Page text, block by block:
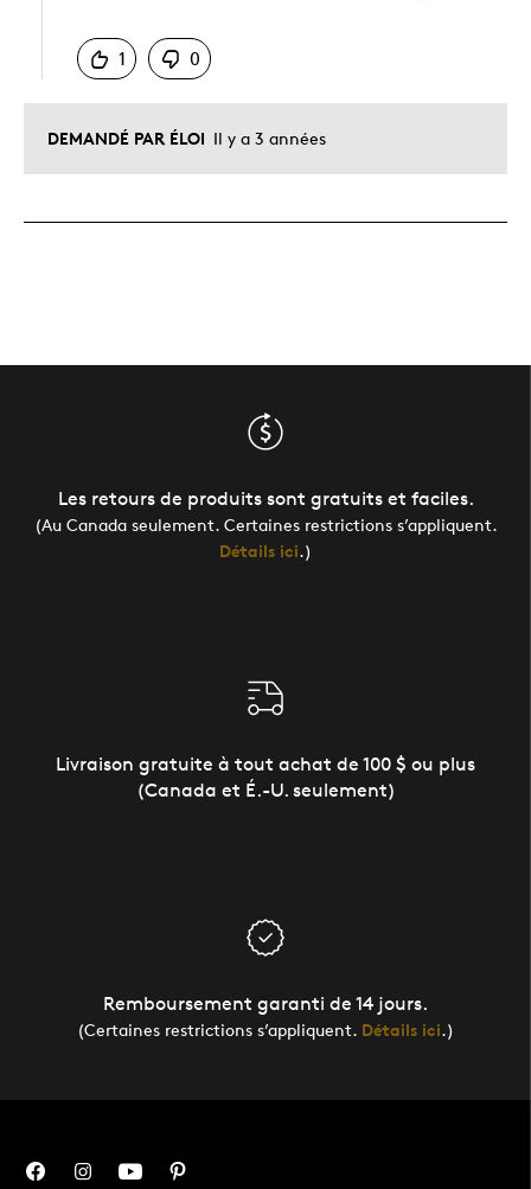
DEMANDÉ PAR ÉLOI Il y a 3 années
1
0
Les retours de produits sont gratuits et faciles.
(Au Canada seulement. Certaines restrictions s’appliquent.
Détails ici.)
Livraison gratuite à tout achat de 100 $ ou plus
(Canada et É.-U. seulement)
Remboursement garanti de 14 jours.
(Certaines restrictions s’appliquent. Détails ici.)